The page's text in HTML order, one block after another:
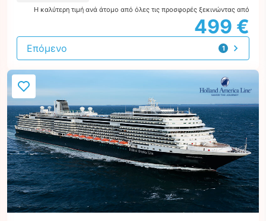
Η καλύτερη τιμή ανά άτομο από όλες τις προσφορές ξεκινώντας από
499 €
1
προσφορά
Επόμενο